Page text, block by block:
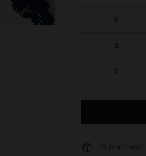
P
S
V
Ti mancano